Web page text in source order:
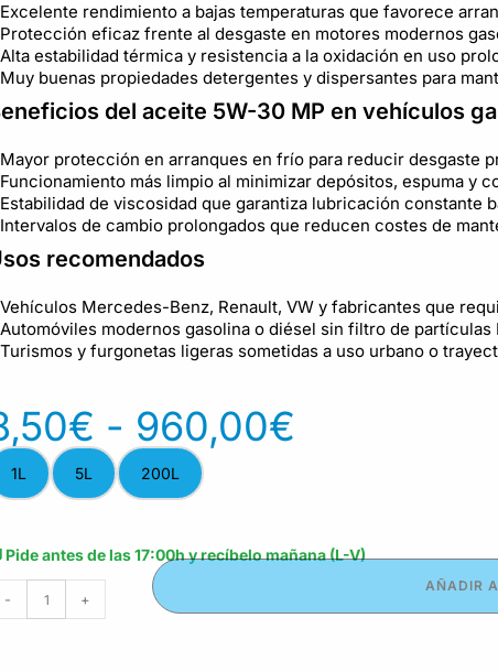
Excelente rendimiento a bajas temperaturas que favorece
Protección eficaz frente al desgaste en motores modernos
Alta estabilidad térmica y resistencia a la oxidación en uso
Muy buenas propiedades detergentes y dispersantes para
del aceite 5W-30 MP en vehículos
Mayor protección en arranques en frío para reducir desgaste
Funcionamiento más limpio al minimizar depósitos, espuma y
Estabilidad de viscosidad que garantiza lubricación constante
Intervalos de cambio prolongados que reducen costes de
recomendados
Vehículos Mercedes-Benz, Renault, VW y fabricantes que
Automóviles modernos gasolina o diésel sin filtro de partículas
Turismos y furgonetas ligeras sometidas a uso urbano o
€ - 960,00€
1L 5L 200L
Pide antes de las 17:00h y recíbelo mañana (L-V)
- +
AÑADIR